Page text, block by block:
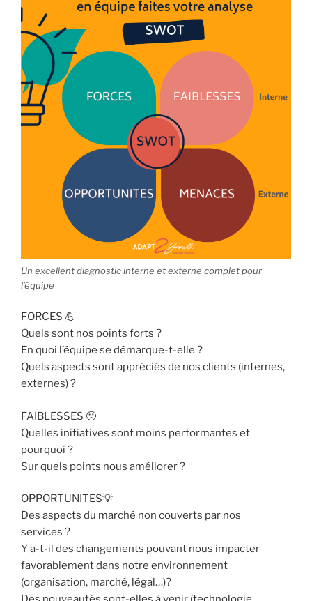
Un excellent diagnostic interne et externe complet pour
l’équipe
FORCES 💪
Quels sont nos points forts ?
En quoi l’équipe se démarque-t-elle ?
Quels aspects sont appréciés de nos clients (internes,
externes) ?
FAIBLESSES 🙁
Quelles initiatives sont moins performantes et
pourquoi ?
Sur quels points nous améliorer ?
OPPORTUNITES💡
Des aspects du marché non couverts par nos
services ?
Y a-t-il des changements pouvant nous impacter
favorablement dans notre environnement
(organisation, marché, légal…)?